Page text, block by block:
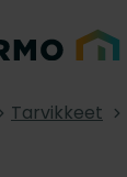
Tarvikkeet